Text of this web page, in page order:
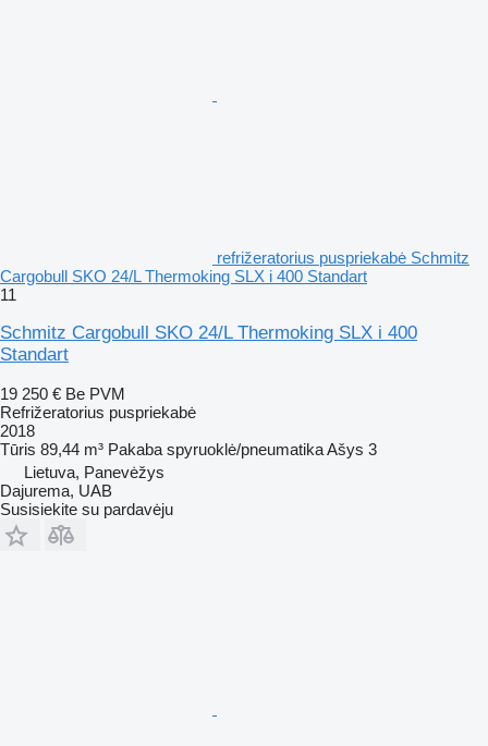
refrižeratorius puspriekabė Schmitz
Cargobull SKO 24/L Thermoking SLX i 400 Standart
11
Schmitz Cargobull SKO 24/L Thermoking SLX i 400
Standart
19 250 € Be PVM
Refrižeratorius puspriekabė
2018
Tūris 89,44 m³ Pakaba spyruoklė/pneumatikaAšys 3
Lietuva, Panevėžys
Dajurema, UAB
Susisiekite su pardavėju